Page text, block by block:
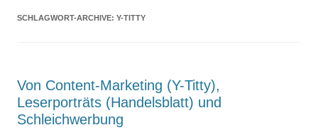
SCHLAGWORT-ARCHIVE: Y-TITTY
Von Content-Marketing (Y-Titty),
Leserporträts (Handelsblatt) und
Schleichwerbung